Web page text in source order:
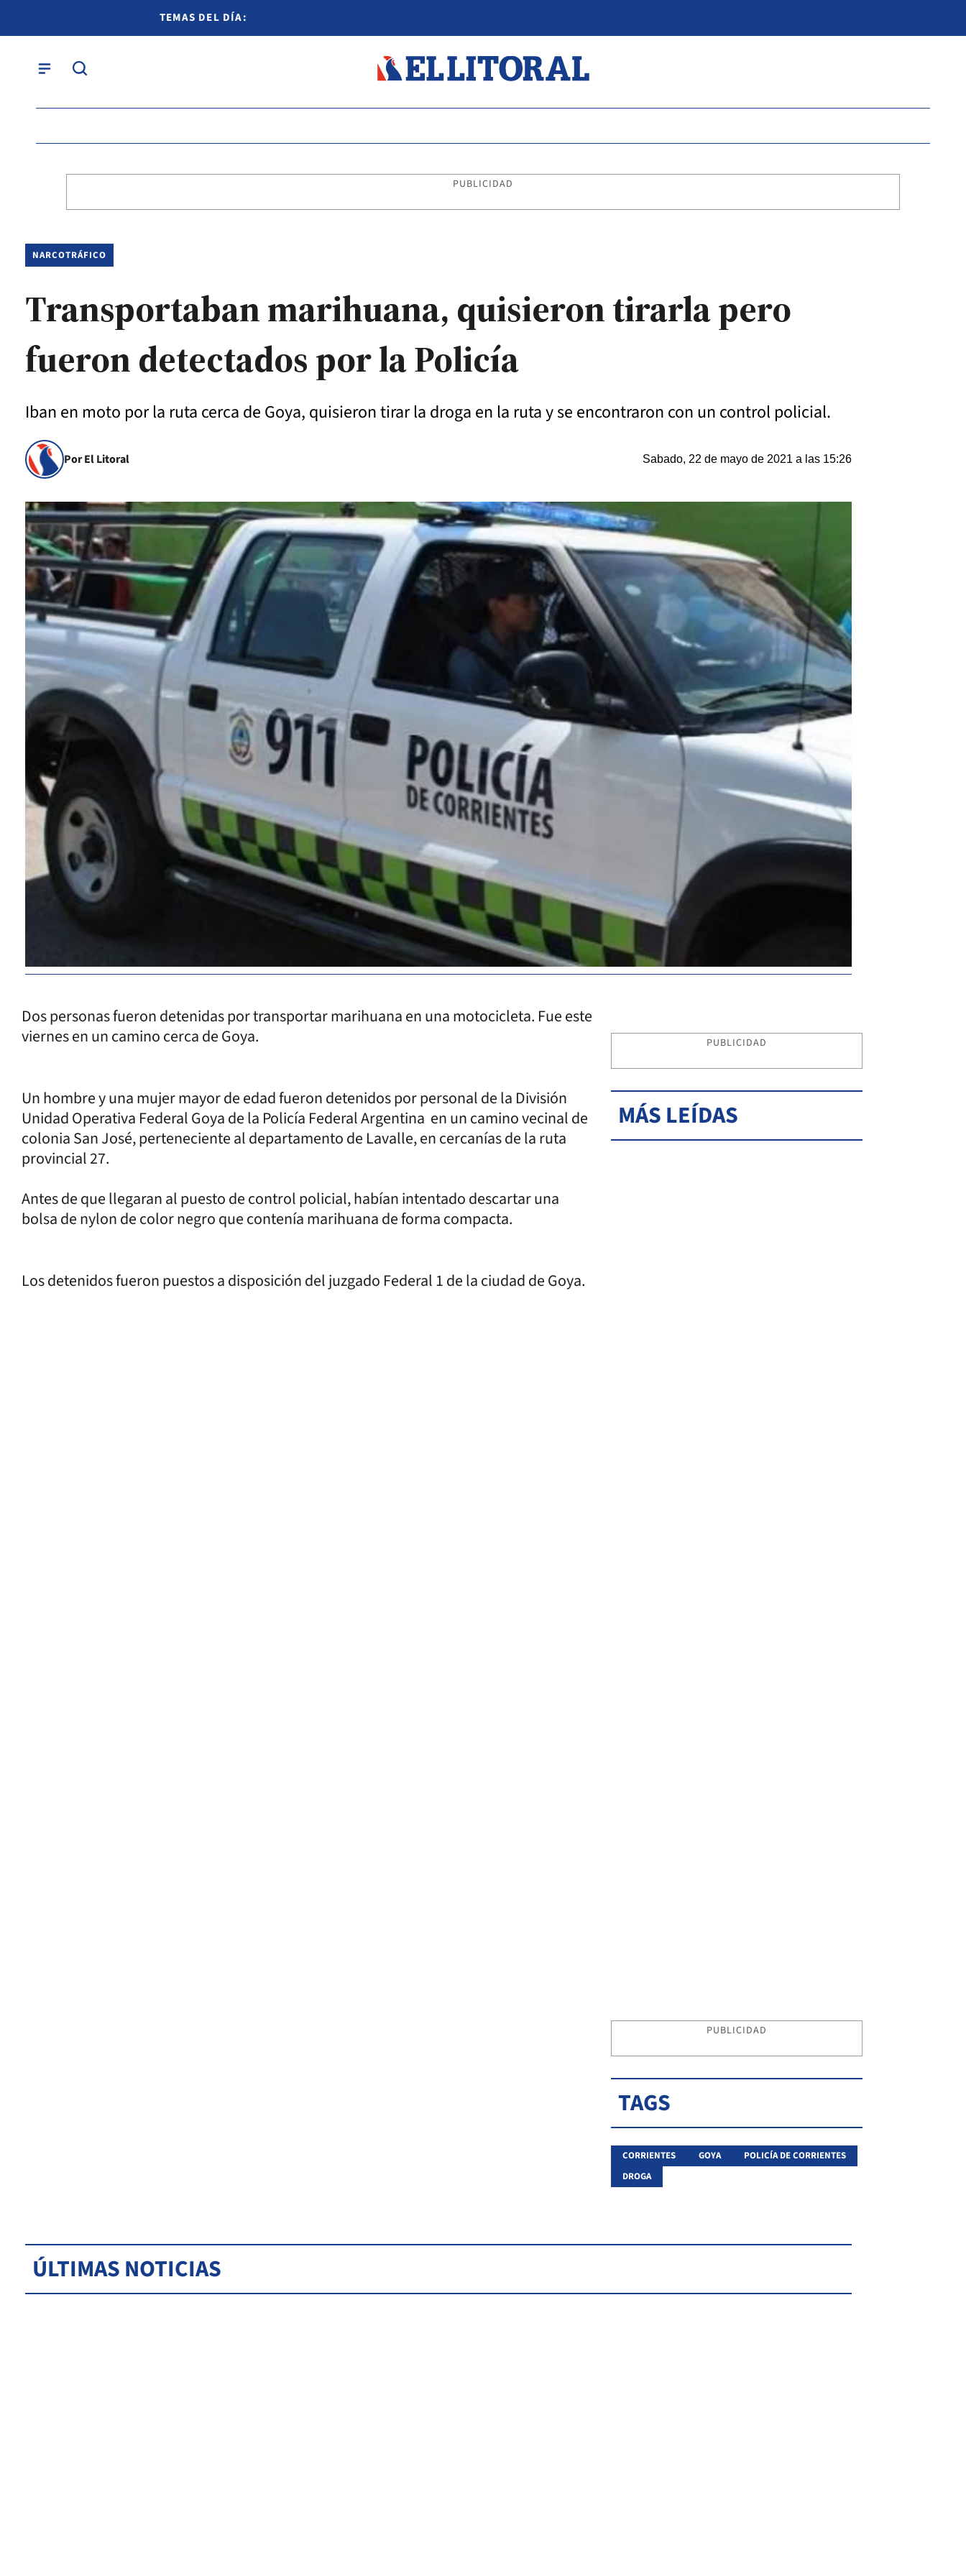
TEMAS DEL DÍA:
PUBLICIDAD
NARCOTRÁFICO
Transportaban marihuana, quisieron tirarla pero
fueron detectados por la Policía
Iban en moto por la ruta cerca de Goya, quisieron tirar la droga en la ruta y se encontraron con un control policial.
Por El Litoral Sabado, 22 de mayo de 2021 a las 15:26
Dos personas fueron detenidas por transportar marihuana en una motocicleta. Fue este
viernes en un camino cerca de Goya.
Un hombre y una mujer mayor de edad fueron detenidos por personal de la División
Unidad Operativa Federal Goya de la Policía Federal Argentina en un camino vecinal de
colonia San José, perteneciente al departamento de Lavalle, en cercanías de la ruta
provincial 27.
Antes de que llegaran al puesto de control policial, habían intentado descartar una
bolsa de nylon de color negro que contenía marihuana de forma compacta.
Los detenidos fueron puestos a disposición del juzgado Federal 1 de la ciudad de Goya.
PUBLICIDAD
MÁS LEÍDAS
PUBLICIDAD
TAGS
CORRIENTES GOYA
POLICÍA DE CORRIENTES
DROGA
ÚLTIMAS NOTICIAS